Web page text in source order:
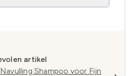
artikel
Shampoo voor Fijn